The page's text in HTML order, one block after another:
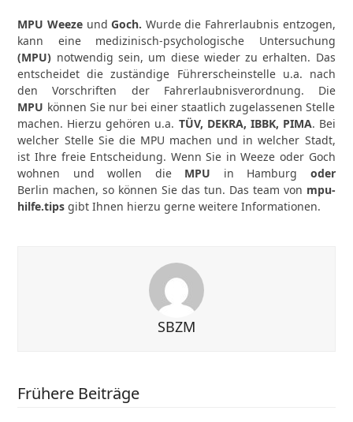
MPU Weeze undGoch. Wurde die Fahrerlaubnis entzogen,
kann eine medizinisch-psychologische Untersuchung
(MPU) notwendig sein, um diese wieder zu erhalten. Das
entscheidet die zuständige Führerscheinstelle u.a. nach
den Vorschriften der Fahrerlaubnisverordnung. Die
MPU können Sie nur bei einer staatlich zugelassenen Stelle
machen. Hierzu gehören u.a. TÜV, DEKRA, IBBK, PIMA. Bei
welcher Stelle Sie die MPU machen und in welcher Stadt,
ist Ihre freie Entscheidung. Wenn Sie in Weeze oder Goch
wohnen und wollen dieMPU in Hamburg oder
Berlin machen, so können Sie das tun. Das team von mpu-
hilfe.tips gibt Ihnen hierzu gerne weitere Informationen.
SBZM
Frühere Beiträge